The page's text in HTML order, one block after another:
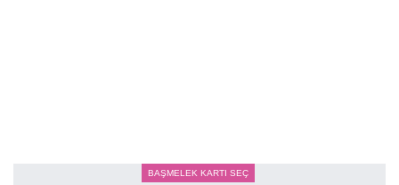
BAŞMELEK KARTI SEÇ